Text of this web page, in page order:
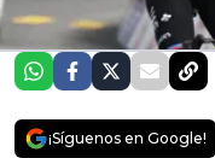
¡Síguenos en Google!